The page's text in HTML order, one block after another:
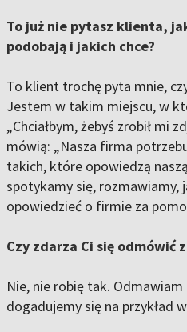
To już nie pytasz klienta,
podobają i jakich chce?
To klient trochę pyta mnie,
Jestem w takim miejscu, w
„Chciałbym, żebyś zrobił mi
mówią: „Nasza firma
takich, które opowiedzą
spotykamy się, rozmawiamy,
opowiedzieć o firmie za
Czy zdarza Ci się odmówić
Nie, nie robię tak.
dogadujemy się na przykład